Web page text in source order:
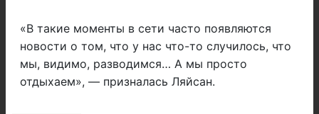
«В такие моменты в сети часто появляются
новости о том, что у нас что-то случилось, что
мы, видимо, разводимся… А мы просто
отдыхаем», — призналась Ляйсан.